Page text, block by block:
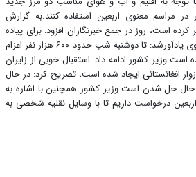
مراسم معنوی اربعین استفاده کنند.به گزارش
است، روز در جمع خبرنگاران افزود: برای پیاده
روی اربعین حسینی در مرز‌ها مشکلی نداریم، حرکت زوار و هم فعالیت موکب‌ها روان است.وی یادآورشد: تا دوشنبه شب حدود ۶۰۰ هزار نفر اعزام
با کمک کامیون‌ها انجام شده است.وزیر کشور ادامه داد: استقبال خوبی از زایران
افغانستانی ایجاد شده است، تصریح کرد: در حال
حال حل شدن است.وزیر کشور همچنین با اشاره به
درخواست داریم تا با وسایل نقلیه شخصی به